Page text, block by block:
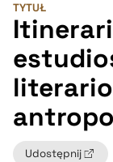
TYTUŁ
Udostępnij